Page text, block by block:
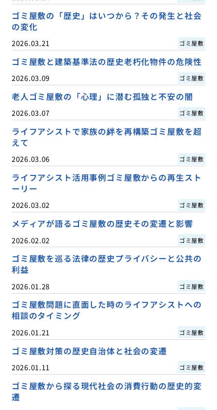
ゴミ屋敷の「歴史」はいつから？その発生と社会
の変化
2026.03.21 ゴミ屋敷
ゴミ屋敷と建築基準法の歴史老朽化物件の危険性
2026.03.09 ゴミ屋敷
老人ゴミ屋敷の「心理」に潜む孤独と不安の闇
2026.03.07 ゴミ屋敷
ライフアシストで家族の絆を再構築ゴミ屋敷を超
えて
2026.03.06 ゴミ屋敷
ライフアシスト活用事例ゴミ屋敷からの再生スト
ーリー
2026.03.02 ゴミ屋敷
メディアが語るゴミ屋敷の歴史その変遷と影響
2026.02.02 ゴミ屋敷
ゴミ屋敷を巡る法律の歴史プライバシーと公共の
利益
2026.01.28 ゴミ屋敷
ゴミ屋敷問題に直面した時のライフアシストへの
相談のタイミング
2026.01.21 ゴミ屋敷
ゴミ屋敷対策の歴史自治体と社会の変遷
2026.01.11 ゴミ屋敷
ゴミ屋敷から探る現代社会の消費行動の歴史的変
遷